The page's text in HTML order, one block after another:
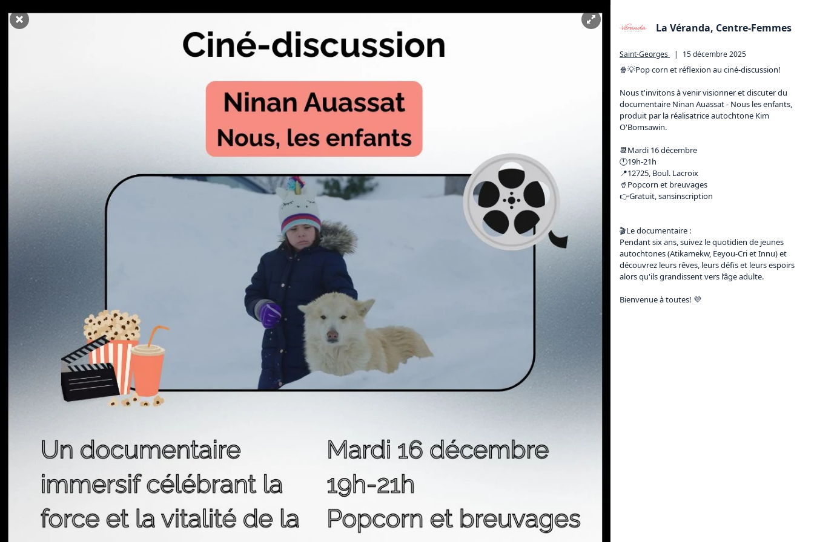
La Véranda, Centre-Femmes
Saint-Georges | 15 décembre 2025
🍿💡Pop corn et réflexion au ciné-discussion!
Nous t'invitons à venir visionner et discuter du
documentaire Ninan Auassat - Nous les enfants,
produit par la réalisatrice autochtone Kim
O'Bomsawin.
📆Mardi 16 décembre
🕛19h-21h
📍12725, Boul. Lacroix
🥤Popcorn et breuvages
👉Gratuit, sansinscription
🎬Le documentaire :
Pendant six ans, suivez le quotidien de jeunes
autochtones (Atikamekw, Eeyou-Cri et Innu) et
découvrez leurs rêves, leurs défis et leurs espoirs
alors qu'ils grandissent vers l’âge adulte.
Bienvenue à toutes! 💜